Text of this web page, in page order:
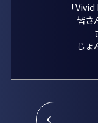
「
皆さ
じょ